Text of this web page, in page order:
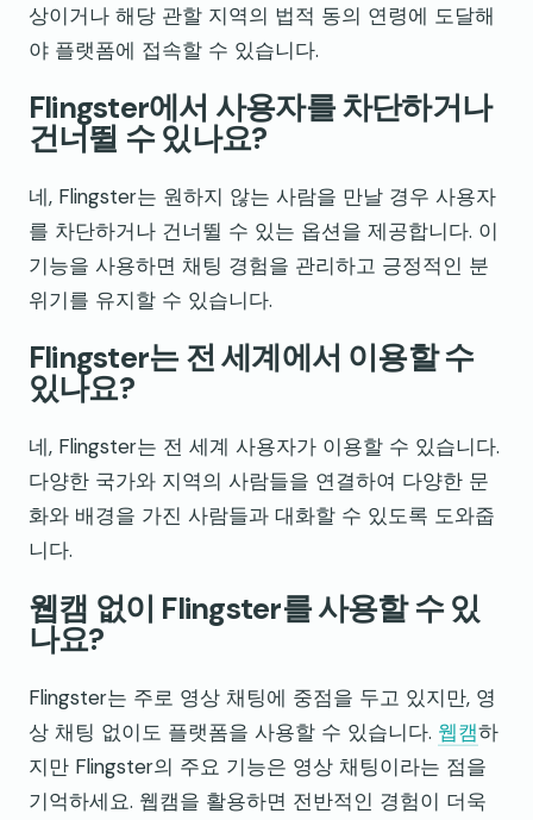
상이거나 해당 관할 지역의 법적 동의 연령에 도달해
야 플랫폼에 접속할 수 있습니다.
Flingster에서 사용자를 차단하거나
건너뛸 수 있나요?
네, Flingster는 원하지 않는 사람을 만날 경우 사용자
를 차단하거나 건너뛸 수 있는 옵션을 제공합니다. 이
기능을 사용하면 채팅 경험을 관리하고 긍정적인 분
위기를 유지할 수 있습니다.
Flingster는 전 세계에서 이용할 수
있나요?
네, Flingster는 전 세계 사용자가 이용할 수 있습니다.
다양한 국가와 지역의 사람들을 연결하여 다양한 문
화와 배경을 가진 사람들과 대화할 수 있도록 도와줍
니다.
웹캠 없이 Flingster를 사용할 수 있
나요?
Flingster는 주로 영상 채팅에 중점을 두고 있지만, 영
상 채팅 없이도 플랫폼을 사용할 수 있습니다. 웹캠하
지만 Flingster의 주요 기능은 영상 채팅이라는 점을
기억하세요. 웹캠을 활용하면 전반적인 경험이 더욱